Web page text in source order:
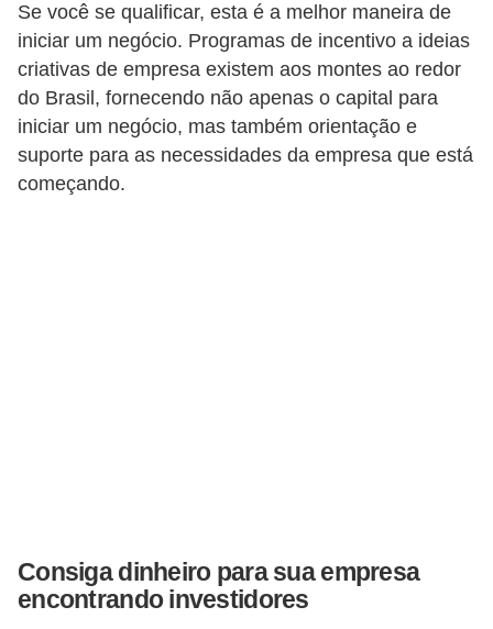
Se você se qualificar, esta é a melhor maneira de
iniciar um negócio. Programas de incentivo a ideias
criativas de empresa existem aos montes ao redor
do Brasil, fornecendo não apenas o capital para
iniciar um negócio, mas também orientação e
suporte para as necessidades da empresa que está
começando.
Consiga dinheiro para sua empresa
encontrando investidores
u
r
s
o
s
H
g
i